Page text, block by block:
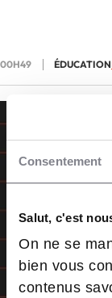
Consentement
Salut, c'est
On ne se
bien vous
contenus
00H49 ÉDUCATION